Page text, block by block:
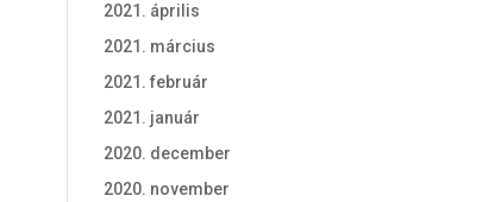
2021. április
2021. március
2021. február
2021. január
2020. december
2020. november